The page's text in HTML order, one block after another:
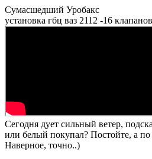
Сумасшедший Уробакс
установка гбц ваз 2112 -16 клапанов
Сегодня дует сильный ветер,
или белый покупал? Постойте, а
Наверное, точно..)